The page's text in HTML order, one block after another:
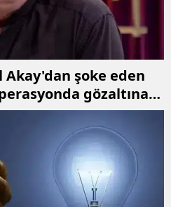
şoke eden
gözaltına